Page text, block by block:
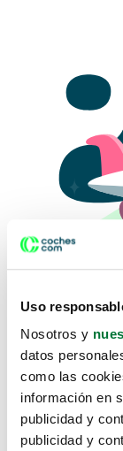
Uso
Nosotros y
datos
como las
información en
publicidad y
publicidad y
Lo
te